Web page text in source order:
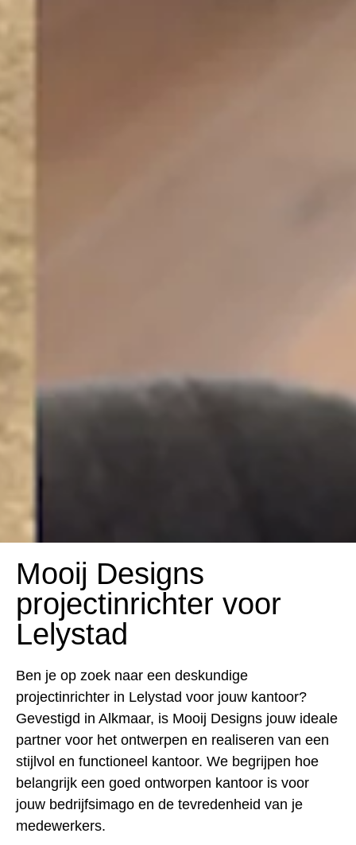
Mooij Designs
projectinrichter voor
Lelystad
Ben je op zoek naar een deskundige
projectinrichter in Lelystad voor jouw kantoor?
Gevestigd in Alkmaar, is Mooij Designs jouw ideale
partner voor het ontwerpen en realiseren van een
stijlvol en functioneel kantoor. We begrijpen hoe
belangrijk een goed ontworpen kantoor is voor
jouw bedrijfsimago en de tevredenheid van je
medewerkers.